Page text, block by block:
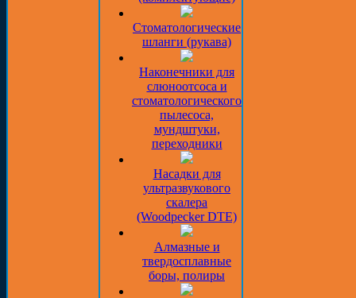
Стоматологические
шланги (рукава)
Наконечники для
слюноотсоса и
стоматологического
пылесоса,
мундштуки,
переходники
Насадки для
ультразвукового
скалера
(Woodpecker DTE)
Алмазные и
твердосплавные
боры, полиры